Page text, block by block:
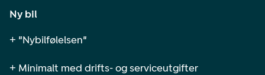
Ny bil
+ "Nybilfølelsen"
+ Minimalt med drifts- og serviceutgifter